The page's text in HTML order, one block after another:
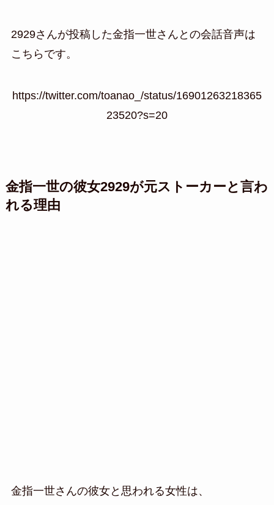
2929さんが投稿した金指一世さんとの会話音声は
こちらです。
https://twitter.com/toanao_/status/16901263218365
23520?s=20
金指一世の彼女2929が元ストーカーと言わ
れる理由
金指一世さんの彼女と思われる女性は、